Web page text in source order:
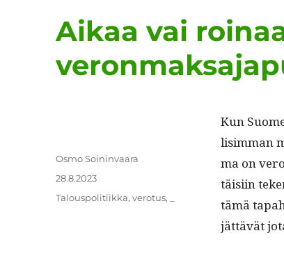
Aikaa vai
Kun
lisim­man
ma on
täisi­in
tämä
jät­tävät
Kirjoittaja
Osmo Soininvaara
Julkaistu
28.8.2023
Kategoriat
Talouspolitiikka,verotus,